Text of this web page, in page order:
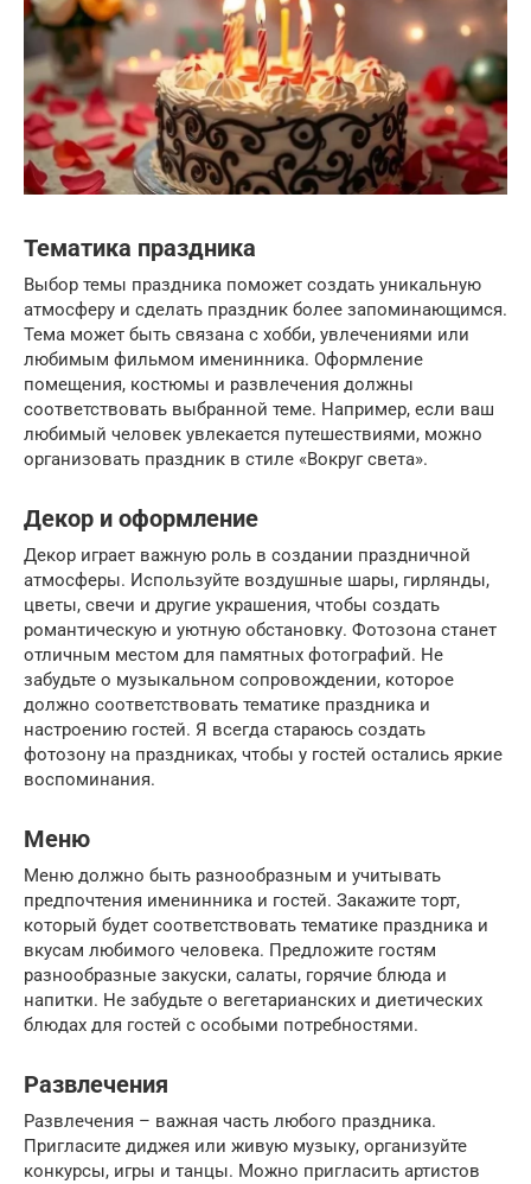
Тематика праздника
Выбор темы праздника поможет создать уникальную
атмосферу и сделать праздник более запоминающимся.
Тема может быть связана с хобби, увлечениями или
любимым фильмом именинника. Оформление
помещения, костюмы и развлечения должны
соответствовать выбранной теме. Например, если ваш
любимый человек увлекается путешествиями, можно
организовать праздник в стиле «Вокруг света».
Декор и оформление
Декор играет важную роль в создании праздничной
атмосферы. Используйте воздушные шары, гирлянды,
цветы, свечи и другие украшения, чтобы создать
романтическую и уютную обстановку. Фотозона станет
отличным местом для памятных фотографий. Не
забудьте о музыкальном сопровождении, которое
должно соответствовать тематике праздника и
настроению гостей. Я всегда стараюсь создать
фотозону на праздниках, чтобы у гостей остались яркие
воспоминания.
Меню
Меню должно быть разнообразным и учитывать
предпочтения именинника и гостей. Закажите торт,
который будет соответствовать тематике праздника и
вкусам любимого человека. Предложите гостям
разнообразные закуски, салаты, горячие блюда и
напитки. Не забудьте о вегетарианских и диетических
блюдах для гостей с особыми потребностями.
Развлечения
Развлечения – важная часть любого праздника.
Пригласите диджея или живую музыку, организуйте
конкурсы, игры и танцы. Можно пригласить артистов